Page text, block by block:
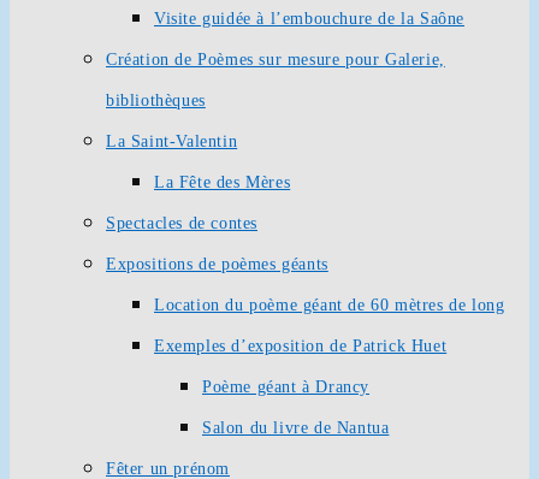
Visite guidée à l’embouchure de la Saône
Création de Poèmes sur mesure pour Galerie,
bibliothèques
La Saint-Valentin
La Fête des Mères
Spectacles de contes
Expositions de poèmes géants
Location du poème géant de 60 mètres de long
Exemples d’exposition de Patrick Huet
Poème géant à Drancy
Salon du livre de Nantua
Fêter un prénom